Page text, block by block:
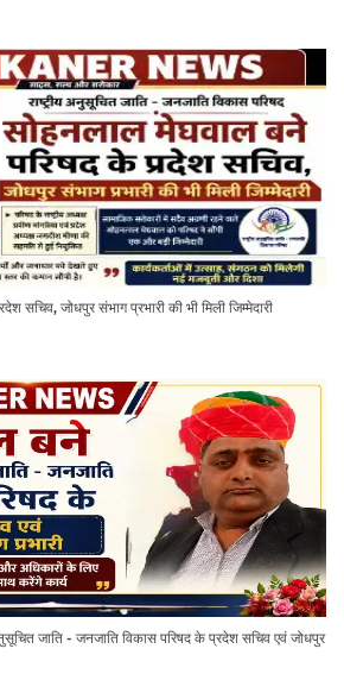
सचिव, जोधपुर संभाग प्रभारी की भी मिली जिम्मेदारी
जाति - जनजाति विकास परिषद के प्रदेश सचिव एवं जोधपुर